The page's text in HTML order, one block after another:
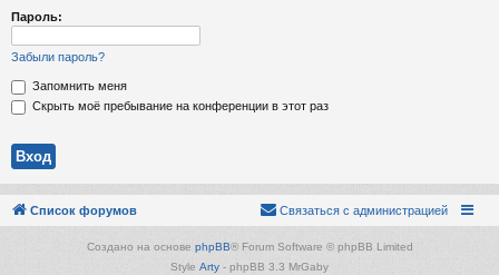
Пароль:
Забыли пароль?
Запомнить меня
Скрыть моё пребывание на конференции в этот раз
Список форумов Связаться с администрацией
Создано на основе phpBB® Forum Software © phpBB Limited
Style Arty - phpBB 3.3 MrGaby